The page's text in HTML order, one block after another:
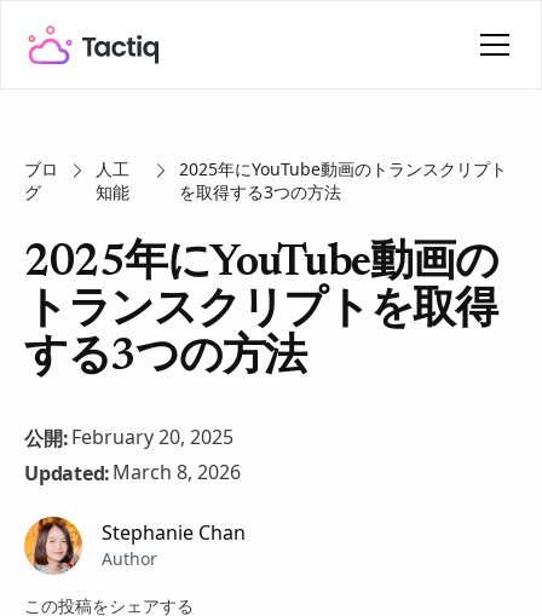
ブロ
グ
人工
知能
2025年にYouTube動画のトランスクリプト
を取得する3つの方法
2025年にYouTube動画の
トランスクリプトを取得
する3つの方法
公開:February 20, 2025
Updated:March 8, 2026
Stephanie Chan
Author
この投稿をシェアする